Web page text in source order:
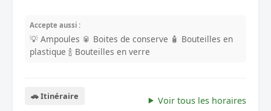
Accepte aussi :
💡 Ampoules 🥫 Boites de conserve 🧴 Bouteilles en
plastique 🍾 Bouteilles en verre
🚗 Itinéraire Voir tous les horaires